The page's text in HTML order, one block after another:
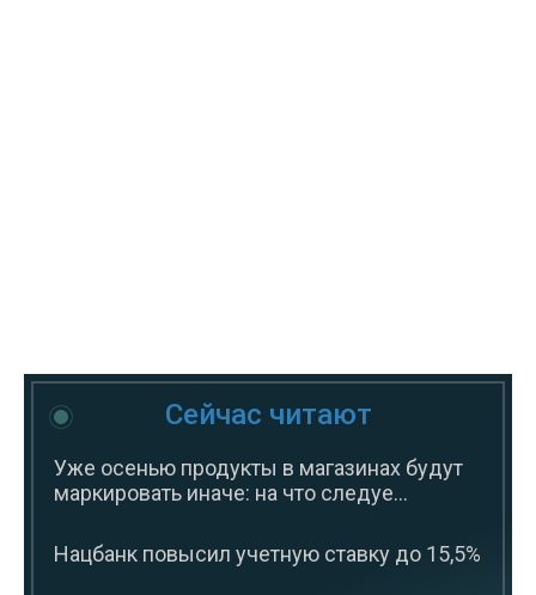
Сейчас читают
Уже осенью продукты в магазинах будут
маркировать иначе: на что следуе...
Нацбанк повысил учетную ставку до 15,5%